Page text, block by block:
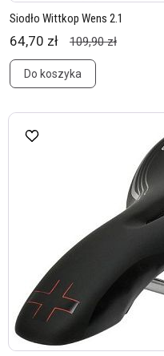
Siodło Wittkop Wens 2.1
64,70 zł 109,90 zł
Do koszyka